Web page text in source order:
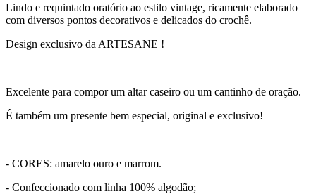
Lindo e requintado oratório ao estilo vintage, ricamente elaborado
com diversos pontos decorativos e delicados do crochê.
Design exclusivo da ARTESANE !
Excelente para compor um altar caseiro ou um cantinho de oração.
É também um presente bem especial, original e exclusivo!
- CORES: amarelo ouro e marrom.
- Confeccionado com linha 100% algodão;